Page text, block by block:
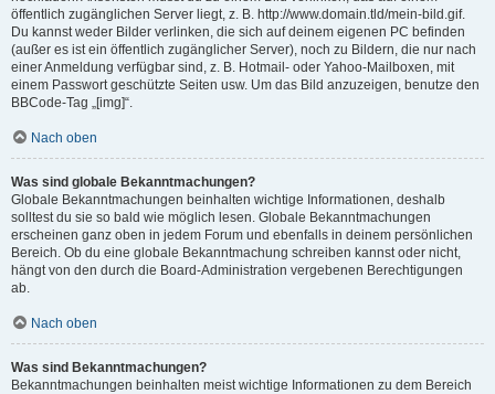
öffentlich zugänglichen Server liegt, z. B. http://www.domain.tld/mein-bild.gif.
Du kannst weder Bilder verlinken, die sich auf deinem eigenen PC befinden
(außer es ist ein öffentlich zugänglicher Server), noch zu Bildern, die nur nach
einer Anmeldung verfügbar sind, z. B. Hotmail- oder Yahoo-Mailboxen, mit
einem Passwort geschützte Seiten usw. Um das Bild anzuzeigen, benutze den
BBCode-Tag „[img]“.
Nach oben
Was sind globale Bekanntmachungen?
Globale Bekanntmachungen beinhalten wichtige Informationen, deshalb
solltest du sie so bald wie möglich lesen. Globale Bekanntmachungen
erscheinen ganz oben in jedem Forum und ebenfalls in deinem persönlichen
Bereich. Ob du eine globale Bekanntmachung schreiben kannst oder nicht,
hängt von den durch die Board-Administration vergebenen Berechtigungen
ab.
Nach oben
Was sind Bekanntmachungen?
Bekanntmachungen beinhalten meist wichtige Informationen zu dem Bereich